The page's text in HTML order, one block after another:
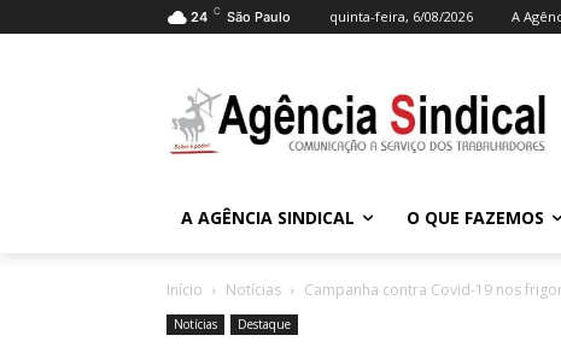
24 C São Paulo quinta-feira, 6/08/2026 A
A AGÊNCIA SINDICAL O QUE FAZEMOS
Início Notícias Campanha contra Covid-19 nos
Notícias Destaque